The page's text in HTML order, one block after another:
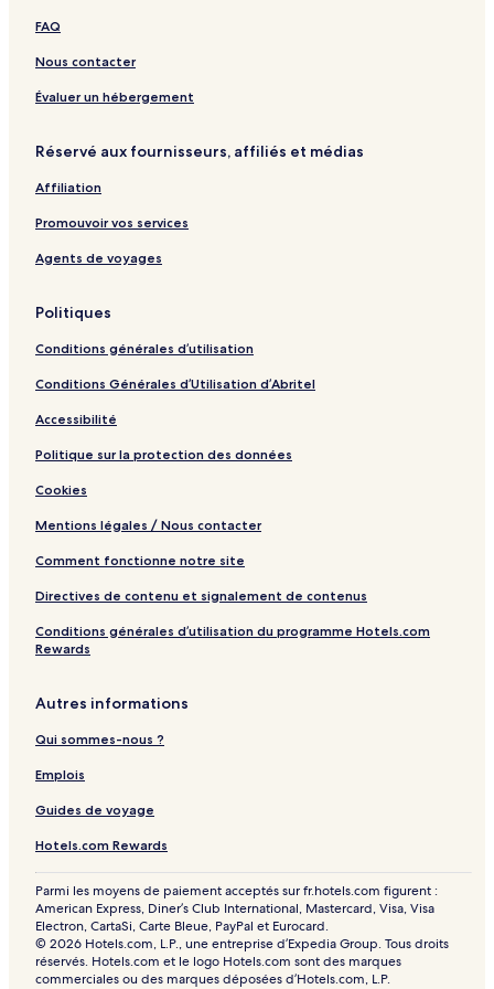
t
R
e
s
r
FAQ
Nous contacter
Évaluer un hébergement
Réservé aux fournisseurs, affiliés et médias
Affiliation
Promouvoir vos services
Agents de voyages
Politiques
Conditions générales d’utilisation
Conditions Générales d’Utilisation d’Abritel
Accessibilité
Politique sur la protection des données
Cookies
Mentions légales / Nous contacter
Comment fonctionne notre site
Directives de contenu et signalement de contenus
Conditions générales d’utilisation du programme Hotels.com
Rewards
Autres informations
Qui sommes-nous ?
Emplois
Guides de voyage
Hotels.com Rewards
Parmi les moyens de paiement acceptés sur fr.hotels.com figurent :
American Express, Diner’s Club International, Mastercard, Visa, Visa
Electron, CartaSi, Carte Bleue, PayPal et Eurocard.
© 2026 Hotels.com, L.P., une entreprise d’Expedia Group. Tous droits
réservés. Hotels.com et le logo Hotels.com sont des marques
commerciales ou des marques déposées d’Hotels.com, L.P.